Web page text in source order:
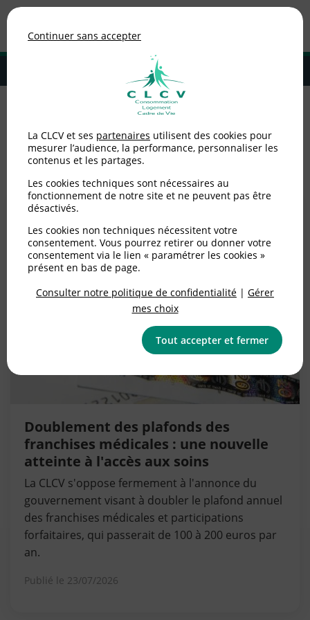
MENU
Adhérer à la CLCV
Santé
Doublement des plafonds des
franchises médicales : une nouvelle
atteinte à l'accès aux soins
La CLCV s'oppose fermement à l'annonce du
gouvernement visant à doubler le plafond annuel
des franchises médicales et participations
forfaitaires, qui passerait de 100 à 200 euros par
an.
Publié le 23/07/2026
Continuer sans accepter
La CLCV et ses partenaires utilisent des cookies pour
mesurer l’audience, la performance, personnaliser les
contenus et les partages.
Les cookies techniques sont nécessaires au
fonctionnement de notre site et ne peuvent pas être
désactivés.
Les cookies non techniques nécessitent votre
consentement. Vous pourrez retirer ou donner votre
consentement via le lien « paramétrer les cookies »
présent en bas de page.
Consulter notre politique de confidentialité | Gérer
mes choix
Tout accepter et fermer